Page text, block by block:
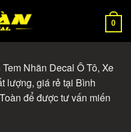
0
Nhãn Decal Ô Tô, Xe
lượng, giá rẻ tại Bình
để được tư vấn miến